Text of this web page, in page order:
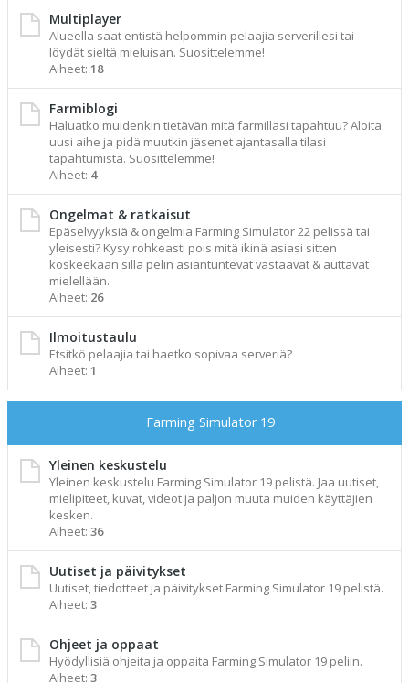
Multiplayer
Alueella saat entistä helpommin pelaajia serverillesi tai
löydät sieltä mieluisan. Suosittelemme!
Aiheet: 18
Farmiblogi
Haluatko muidenkin tietävän mitä farmillasi tapahtuu? Aloita
uusi aihe ja pidä muutkin jäsenet ajantasalla tilasi
tapahtumista. Suosittelemme!
Aiheet: 4
Ongelmat & ratkaisut
Epäselvyyksiä & ongelmia Farming Simulator 22 pelissä tai
yleisesti? Kysy rohkeasti pois mitä ikinä asiasi sitten
koskeekaan sillä pelin asiantuntevat vastaavat & auttavat
mielellään.
Aiheet: 26
Ilmoitustaulu
Etsitkö pelaajia tai haetko sopivaa serveriä?
Aiheet: 1
Farming Simulator 19
Yleinen keskustelu
Yleinen keskustelu Farming Simulator 19 pelistä. Jaa uutiset,
mielipiteet, kuvat, videot ja paljon muuta muiden käyttäjien
kesken.
Aiheet: 36
Uutiset ja päivitykset
Uutiset, tiedotteet ja päivitykset Farming Simulator 19 pelistä.
Aiheet: 3
Ohjeet ja oppaat
Hyödyllisiä ohjeita ja oppaita Farming Simulator 19 peliin.
Aiheet: 3